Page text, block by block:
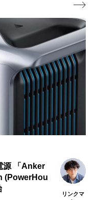
し最大3台
できるドッ
Univer
ガジェタ
